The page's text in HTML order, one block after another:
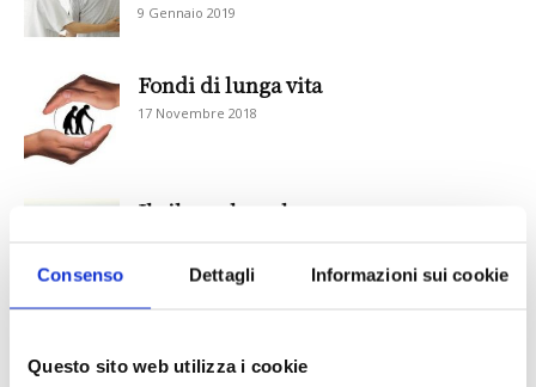
Consenso Dettagli Informazioni sui cookie
Questo sito web utilizza i cookie
9 Gennaio 2019
Fondi di lunga vita
17 Novembre 2018
Il silver che vale oro
Paese che invecchia